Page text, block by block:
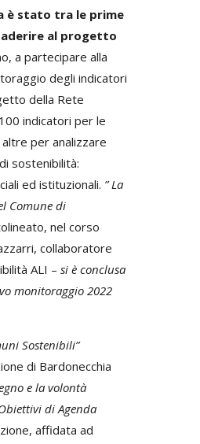
è stato tra le prime
al progetto
a partecipare alla
degli indicatori
della Rete
indicatori per le
per analizzare
sostenibilità:
ed istituzionali. ” La
Comune di
nel corso
collaboratore
ALI – si è conclusa
monitoraggio 2022
Sostenibili”
di Bardonecchia
e la volontà
di Agenda
affidata ad